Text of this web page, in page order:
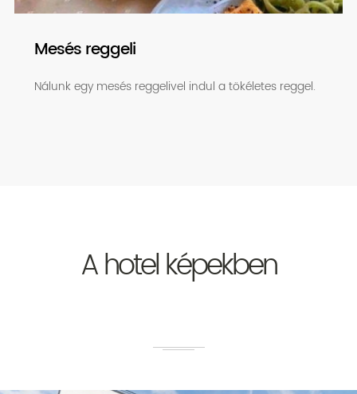
Mesés reggeli
Nálunk egy mesés reggelivel indul a tökéletes reggel.
A hotel képekben